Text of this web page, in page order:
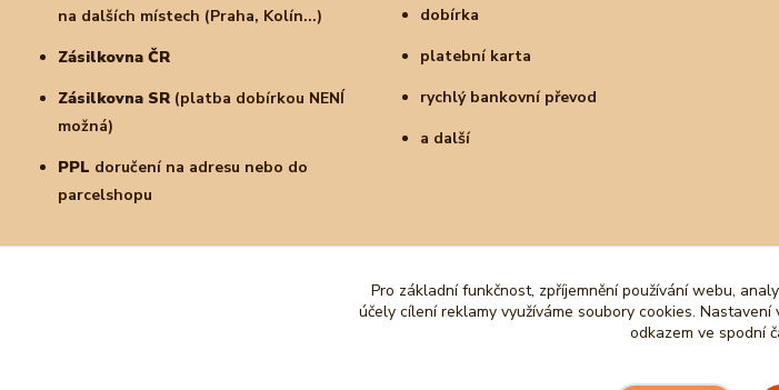
na dalších místech (Praha, Kolín...)
Zásilkovna ČR
Zásilkovna SR (platba dobírkou NENÍ
možná)
PPL doručení na adresu nebo do
parcelshopu
dobírka
platební karta
rychlý bankovní převod
a další
Pro základní funkčnost, zpříjemnění používání webu,
účely cílení reklamy využíváme soubory cookies.
odkazem ve spodní